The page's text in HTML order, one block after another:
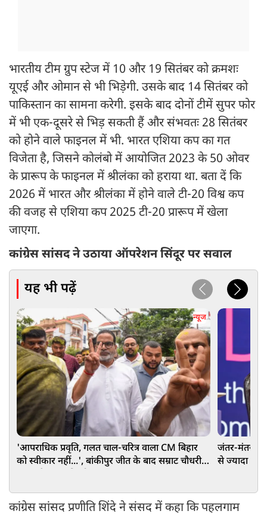
भारतीय टीम ग्रुप स्टेज में 10 और 19 सितंबर को क्रमशः
यूएई और ओमान से भी भिड़ेगी. उसके बाद 14 सितंबर को
पाकिस्तान का सामना करेगी. इसके बाद दोनों टीमें सुपर फोर
में भी एक-दूसरे से भिड़ सकती हैं और संभवतः 28 सितंबर
को होने वाले फाइनल में भी. भारत एशिया कप का गत
विजेता है, जिसने कोलंबो में आयोजित 2023 के 50 ओवर
के प्रारूप के फाइनल में श्रीलंका को हराया था. बता दें कि
2026 में भारत और श्रीलंका में होने वाले टी-20 विश्व कप
की वजह से एशिया कप 2025 टी-20 प्रारूप में खेला
जाएगा.
कांग्रेस सांसद ने उठाया ऑपरेशन सिंदूर पर सवाल
यह भी पढ़ें
न्यूज
'आपराधिक प्रवृति, गलत चाल-चरित्र वाला CM बिहार
को स्वीकार नहीं...', बांकीपुर जीत के बाद सम्राट चौधरी
जंतर-मंतर पर
से ज्यादा
कांग्रेस सांसद प्रणीति शिंदे ने संसद में कहा कि पहलगाम